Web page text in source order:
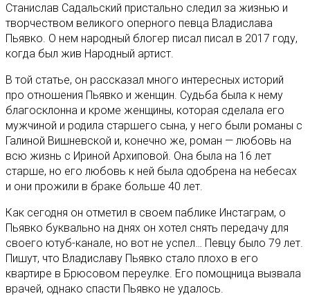
Станислав Садальский пристально следил за жизнью и
творчеством великого оперного певца Владислава
Пьявко. О нем народный блогер писал писал в 2017 году,
когда был жив Народный артист.
В той статье, он рассказал много интересных историй
про отношения Пьявко и женщин. Судьба была к нему
благосклонна и кроме женщины, которая сделала его
мужчиной и родила старшего сына, у него были романы с
Галиной Вишневской и, конечно же, роман — любовь на
всю жизнь с Ириной Архиповой. Она была на 16 лет
старше, но его любовь к ней была одобрена на небесах
и они прожили в браке больше 40 лет.
Как сегодня он отметил в своем паблике Инстаграм, о
Пьявко буквально на днях он хотел снять передачу для
своего ютуб-канале, но вот не успел… Певцу было 79 лет.
Пишут, что Владиславу Пьявко стало плохо в его
квартире в Брюсовом переулке. Его помощница вызвала
врачей, однако спасти Пьявко не удалось.